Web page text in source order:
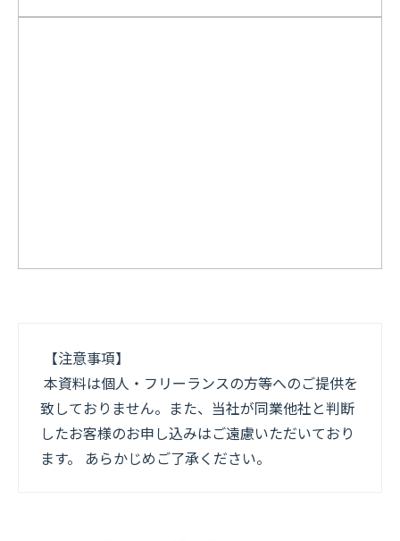
【注意事項】
本資料は個人・フリーランスの方等へのご提供を
致しておりません。また、当社が同業他社と判断
したお客様のお申し込みはご遠慮いただいており
ます。 あらかじめご了承ください。